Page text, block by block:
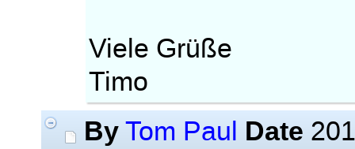
Viele Grüße
Timo
By Tom Paul Date